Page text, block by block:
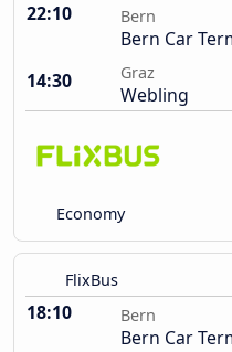
22:10 Bern
Bern Car
14:30
Graz
Webling
Economy
FlixBus
18:10 Bern
Bern Car